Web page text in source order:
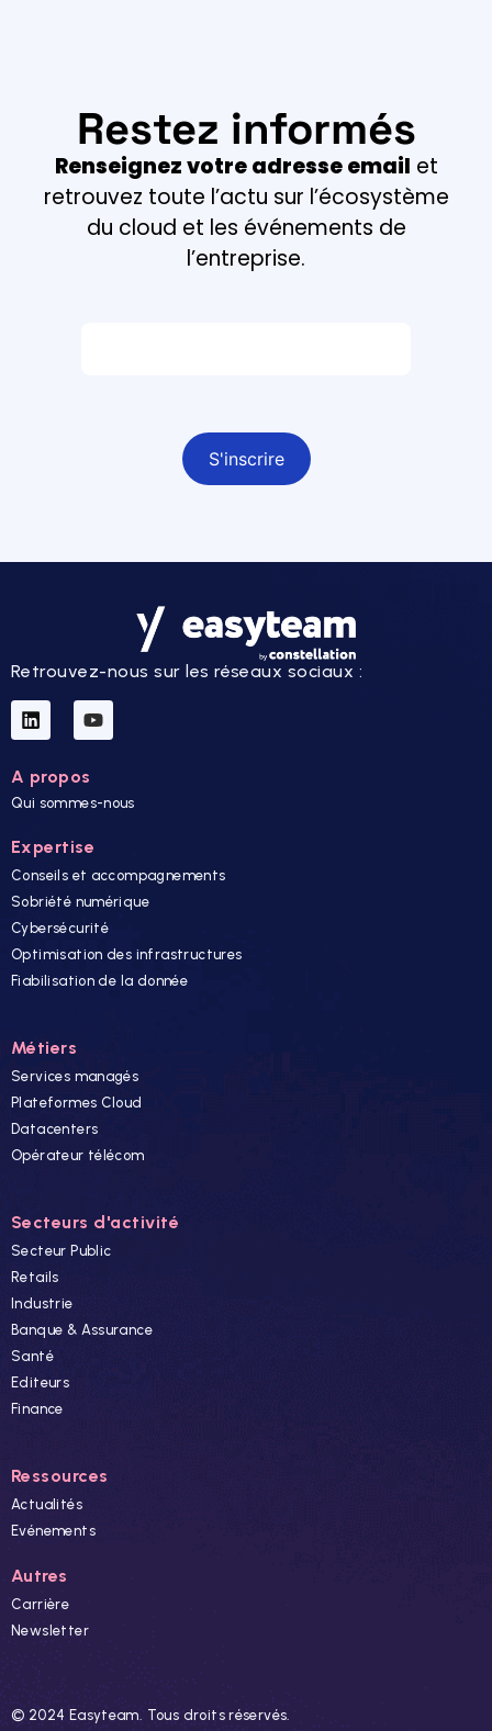
Restez informés
Renseignez votre adresse email et
retrouvez toute l’actu sur l’écosystème
du cloud et les événements de
l’entreprise.
Retrouvez-nous sur les réseaux sociaux :
A propos
Qui sommes-nous
Expertise
Conseils et accompagnements
Sobriété numérique
Cybersécurité
Optimisation des infrastructures
Fiabilisation de la donnée
Métiers
Services managés
Plateformes Cloud
Datacenters
Opérateur télécom
Secteurs d'activité
Secteur Public
Retails
Industrie
Banque & Assurance
Santé
Editeurs
Finance
Ressources
Actualités
Evénements
Autres
Carrière
Newsletter
© 2024 Easyteam. Tous droits réservés.